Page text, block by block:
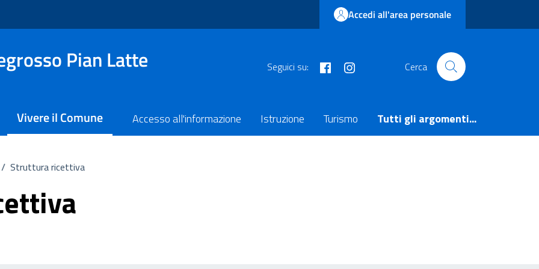
Accedi all'area personale
Pian Latte Seguici su: facebookinstagramCerca
Vivere il Comune Accesso all'informazione Istruzione Turismo Tutti gli argomenti...
/ Struttura ricettiva